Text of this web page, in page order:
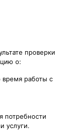
проверки
о:
время работы с
потребности
услуги.